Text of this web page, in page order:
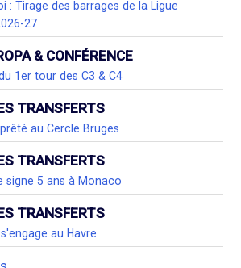
: Tirage des barrages de la Ligue
27
& CONFÉRENCE
1er tour des C3 & C4
TRANSFERTS
au Cercle Bruges
TRANSFERTS
signe 5 ans à Monaco
TRANSFERTS
au Havre